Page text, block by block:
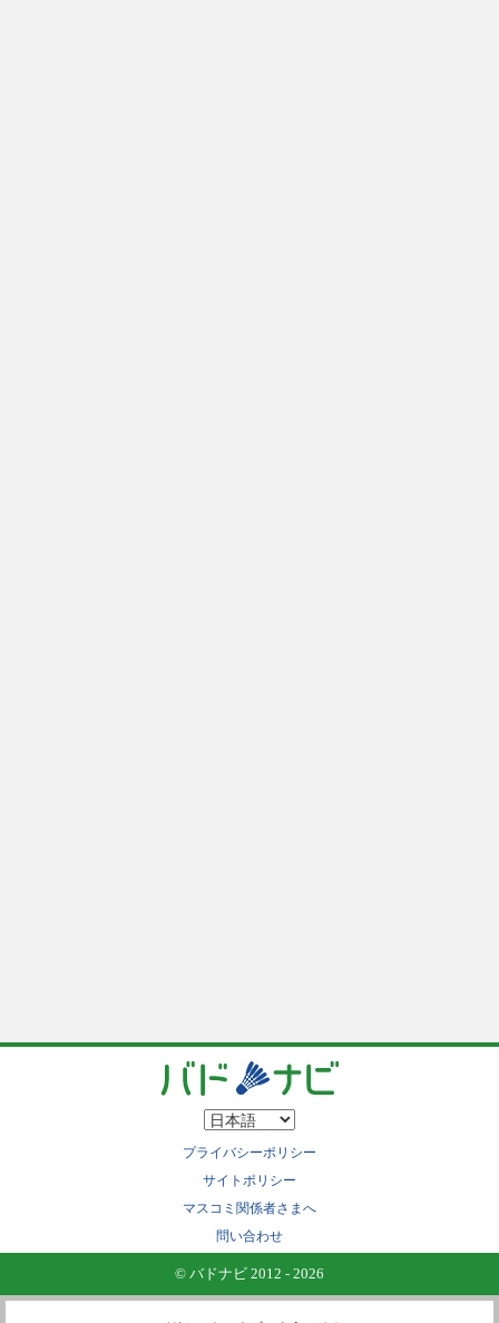
プライバシーポリシー
サイトポリシー
マスコミ関係者さまへ
問い合わせ
© バドナビ 2012 - 2026